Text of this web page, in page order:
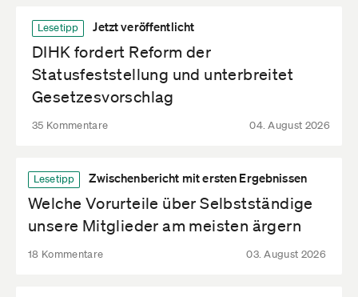
Lesetipp Jetzt veröffentlicht
DIHK fordert Reform der
Statusfeststellung und unterbreitet
Gesetzesvorschlag
35 Kommentare 04. August 2026
Lesetipp Zwischenbericht mit ersten Ergebnissen
Welche Vorurteile über Selbstständige
unsere Mitglieder am meisten ärgern
18 Kommentare 03. August 2026